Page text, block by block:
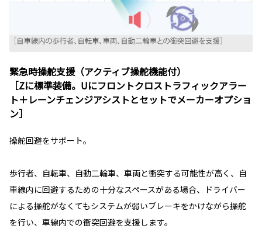
緊急時操舵支援（アクティブ操舵機能付）
［Zに標準装備。Uにフロントクロストラフィックアラー
ト＋レーンチェンジアシストとセットでメーカーオプショ
ン］
操舵回避をサポート。
歩行者、自転車、自動二輪車、車両と衝突する可能性が高く、自
車線内に回避するための十分なスペースがある場合、ドライバー
による操舵がなくてもシステムが弱いブレーキをかけながら操舵
を行い、車線内での衝突回避を支援します。